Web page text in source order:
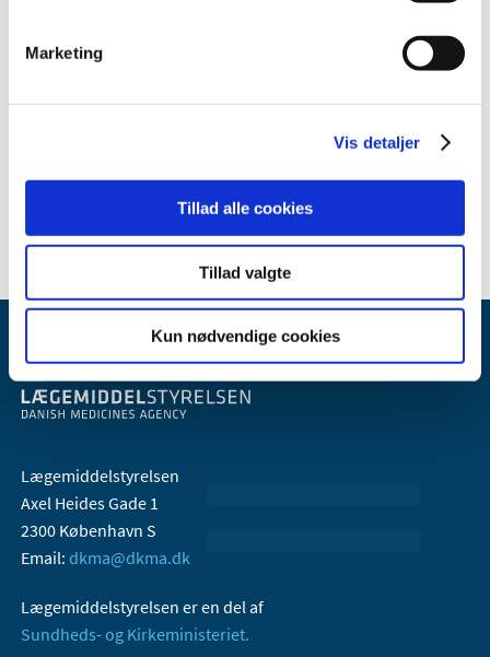
Marketing
Vis detaljer
Tillad alle cookies
Tillad valgte
Kun nødvendige cookies
2010 (7)
2008 (8)
Lægemiddelstyrelsen
Axel Heides Gade 1
2300 København S
Email: dkma@dkma.dk
Lægemiddelstyrelsen er en del af
Sundheds- og Kirkeministeriet.